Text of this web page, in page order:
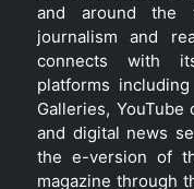
and around the
journalism and
connects with
platforms
Galleries,
and digital news
the e-version of
magazine through